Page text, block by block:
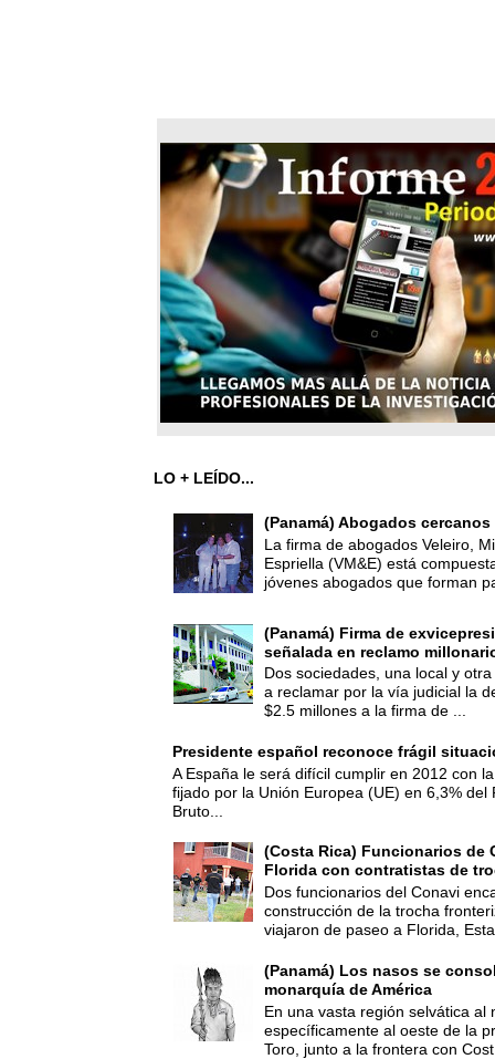
LO + LEÍDO...
(Panamá) Abogados
La firma de abogados Veleiro,
Espriella (VM&E) está
jóvenes abogados que forman
(Panamá) Firma de
señalada en reclamo
Dos sociedades, una local y
a reclamar por la vía judicial la
$2.5 millones a la firma de ...
Presidente español reconoce frágil
A España le será difícil cumplir en 2012 con
fijado por la Unión Europea (UE) en 6,3% del
Bruto...
(Costa Rica) Funcionarios de
Florida con contratistas de
Dos funcionarios del Conavi
construcción de la trocha
viajaron de paseo a Florida,
(Panamá) Los nasos se
monarquía de América
En una vasta región selvática al
específicamente al oeste de la
Toro, junto a la frontera con